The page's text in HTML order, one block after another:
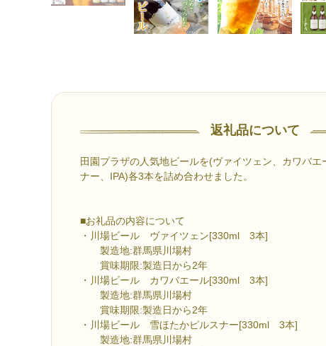
返礼品について
田園プラザの人気地ビールを(ヴァイツェン、カワバエ
ナー、IPA)各3本を詰め合わせました。
■お礼品の内容について
・川場ビール ヴァイツェン[330ml 3本]
製造地:群馬県川場村
賞味期限:製造日から2年
・川場ビール カワバエール[330ml 3本]
製造地:群馬県川場村
賞味期限:製造日から2年
・川場ビール 雪ほたかピルスナー[330ml 3本]
製造地:群馬県川場村